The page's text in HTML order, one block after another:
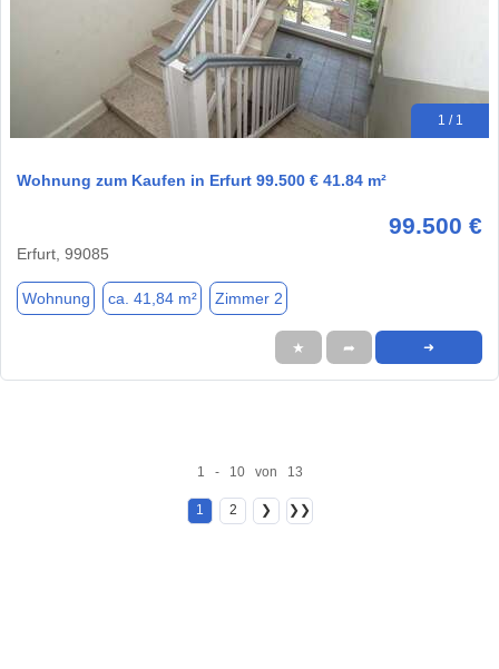
1 / 1
Wohnung zum Kaufen in Erfurt 99.500 € 41.84 m²
99.500 €
Erfurt, 99085
Wohnung ca. 41,84 m² Zimmer 2
★ ➦ ➜
1 - 10 von 13
1 2 ❯ ❯❯